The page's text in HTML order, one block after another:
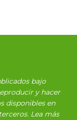
bajo
y hacer
disponibles en
Lea más